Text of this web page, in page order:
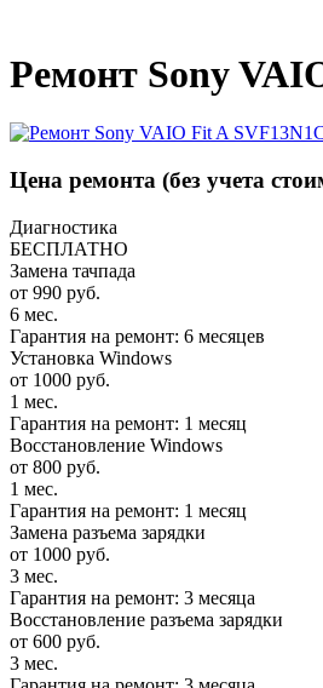
Ремонт Sony
Цена ремонта (без учета
Диагностика
БЕСПЛАТНО
Замена тачпада
от 990 руб.
6 мес.
Гарантия на ремонт: 6 месяцев
Установка Windows
от 1000 руб.
1 мес.
Гарантия на ремонт: 1 месяц
Восстановление Windows
от 800 руб.
1 мес.
Гарантия на ремонт: 1 месяц
Замена разъема зарядки
от 1000 руб.
3 мес.
Гарантия на ремонт: 3 месяца
Восстановление разъема зарядки
от 600 руб.
3 мес.